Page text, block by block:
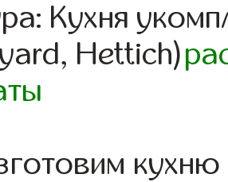
Кухня
Hettich)